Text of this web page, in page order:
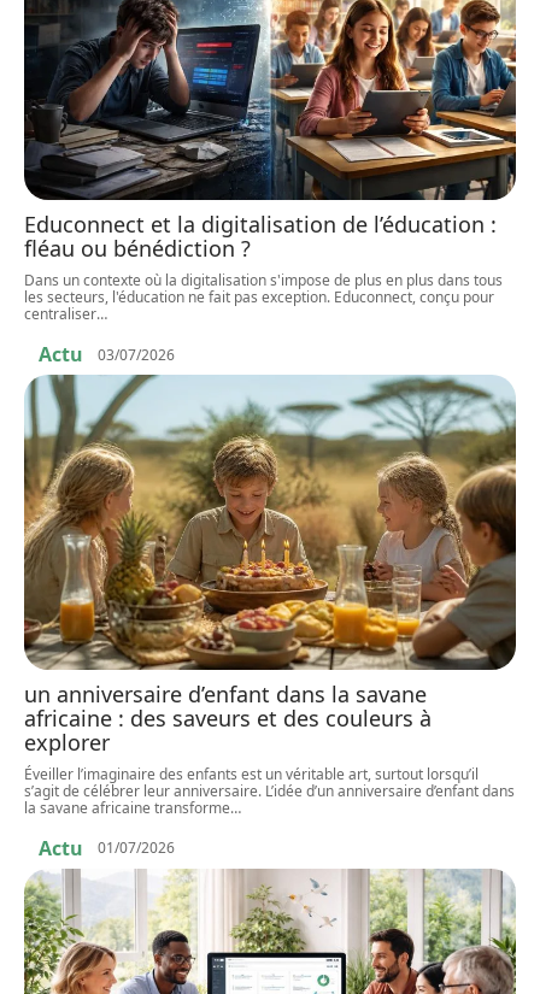
Educonnect et la digitalisation de l’éducation :
fléau ou bénédiction ?
Dans un contexte où la digitalisation s'impose de plus en plus dans tous
les secteurs, l'éducation ne fait pas exception. Educonnect, conçu pour
centraliser…
Actu 03/07/2026
un anniversaire d’enfant dans la savane
africaine : des saveurs et des couleurs à
explorer
Éveiller l’imaginaire des enfants est un véritable art, surtout lorsqu’il
s’agit de célébrer leur anniversaire. L’idée d’un anniversaire d’enfant dans
la savane africaine transforme…
Actu 01/07/2026